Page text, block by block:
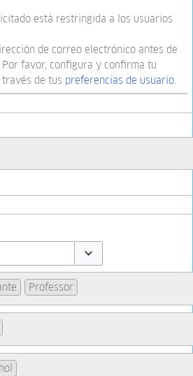
está restringida a los usuarios
de correo electrónico antes de
favor, configura y confirma tu
de tus preferencias de usuario
Toggle options
Professor